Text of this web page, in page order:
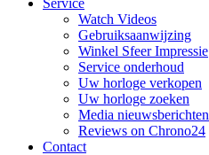
Service
Watch Videos
Gebruiksaanwijzing
Winkel Sfeer Impressie
Service onderhoud
Uw horloge verkopen
Uw horloge zoeken
Media nieuwsberichten
Reviews on Chrono24
Contact